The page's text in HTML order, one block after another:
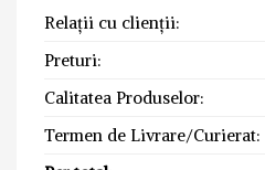
Relații cu clienții:
Preturi:
Calitatea Produselor:
Termen de Livrare/Curierat: